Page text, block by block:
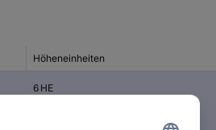
Höheneinheiten
6 HE